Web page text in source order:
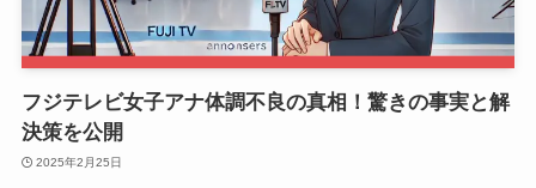
フジテレビ女子アナ体調不良の真相！驚きの事実と解
決策を公開
2025年2月25日